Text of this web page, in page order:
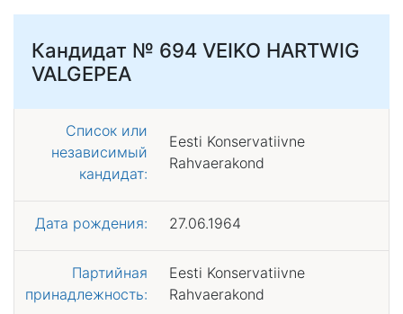
Кандидат № 694 VEIKO HARTWIG
VALGEPEA
Список или
независимый
кандидат:
Eesti Konservatiivne
Rahvaerakond
Дата рождения: 27.06.1964
Партийная
принадлежность:
Eesti Konservatiivne
Rahvaerakond